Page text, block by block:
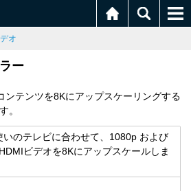
オ
ー
テンツを8Kにアップスケーリングする
。
いのテレビに合わせて、1080p および
ビデオを8Kにアップスケールしま